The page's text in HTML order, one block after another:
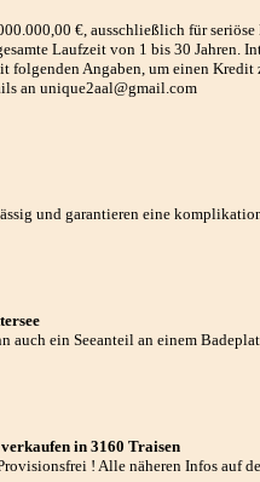
€, ausschließlich für seriöse
Laufzeit von 1 bis 30 Jahren.
Angaben, um einen Kredit
an unique2aal@gmail.com
und garantieren eine
auch ein Seeanteil an einem
in 3160 Traisen
! Alle näheren Infos auf